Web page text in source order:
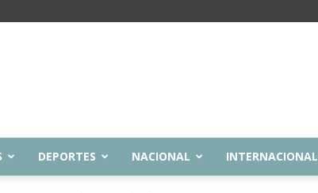
DEPORTES NACIONAL INTERNACIONAL